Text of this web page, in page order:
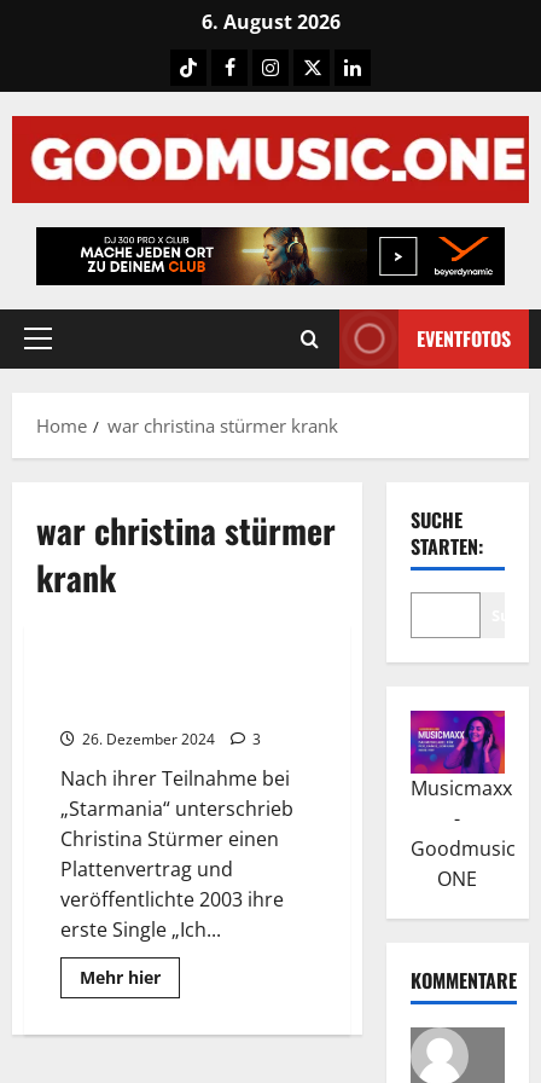
6. August 2026
TiktokFacebook
Instagram
X LinkedIN
Primary
EVENTFOTOS
Home war christina stürmer krank
war christina stürmer
krank
26. Dezember 2024 3
Nach ihrer Teilnahme bei
„Starmania“ unterschrieb
Christina Stürmer einen
Plattenvertrag und
veröffentlichte 2003 ihre
erste Single „Ich...
Mehr hierRead
more
Stürmer:
SUCHE
STARTEN:
Musicmaxx
-
Goodmusic
ONE
KOMMENTARE